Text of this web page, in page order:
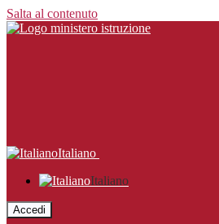
Salta al contenuto
Italiano
Italiano
Accedi